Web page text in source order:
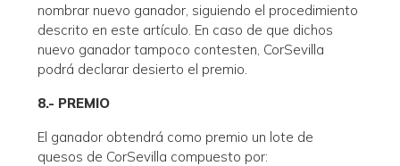
nombrar nuevo ganador, siguiendo el procedimiento
descrito en este artículo. En caso de que dichos
nuevo ganador tampoco contesten, CorSevilla
podrá declarar desierto el premio.
8.- PREMIO
El ganador obtendrá como premio un lote de
quesos de CorSevilla compuesto por: